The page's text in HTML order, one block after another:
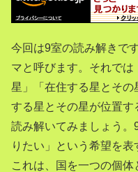
今回は9室の読み解きで
マと呼びます。それで
星」「在住する星とその
する星とその星が位置す
読み解いてみましょう
りたい」という希望を表
これは、国を一つの個